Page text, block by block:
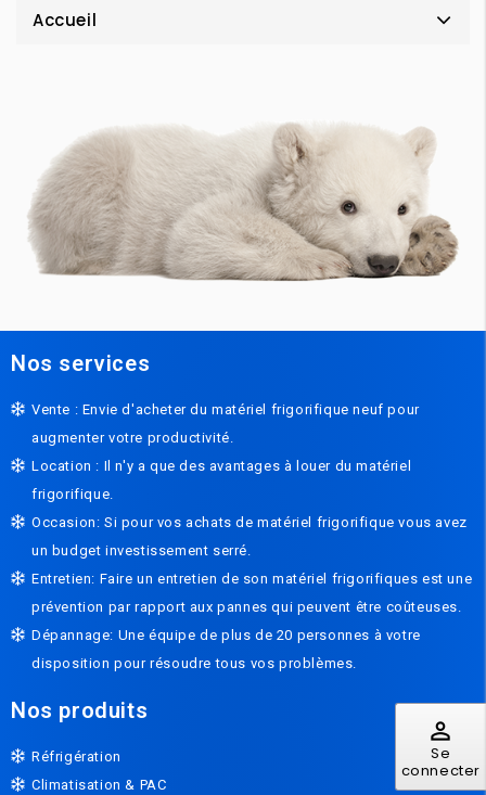
perm_identity
Se
connecter
Accueil
Nos services
Vente : Envie d'acheter du matériel frigorifique neuf pour
augmenter votre productivité.
Location : Il n'y a que des avantages à louer du matériel
frigorifique.
Occasion: Si pour vos achats de matériel frigorifique vous avez
un budget investissement serré.
Entretien: Faire un entretien de son matériel frigorifiques est une
prévention par rapport aux pannes qui peuvent être coûteuses.
Dépannage: Une équipe de plus de 20 personnes à votre
disposition pour résoudre tous vos problèmes.
Nos produits
Réfrigération
Climatisation & PAC